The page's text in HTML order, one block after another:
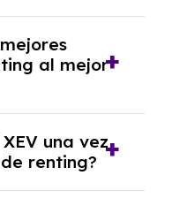
y, en
y un pago
al mejor
de renting con
sin pagar
una vez
renting?